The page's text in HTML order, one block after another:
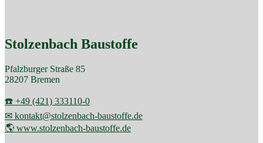
Stolzenbach Baustoffe
Pfalzburger Straße 85
28207 Bremen
☎️ +49 (421) 333110-0
✉ kontakt@stolzenbach-baustoffe.de
🌎 www.stolzenbach-baustoffe.de